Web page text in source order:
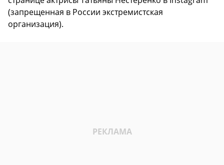
(запрещенная в России экстремистская
организация).